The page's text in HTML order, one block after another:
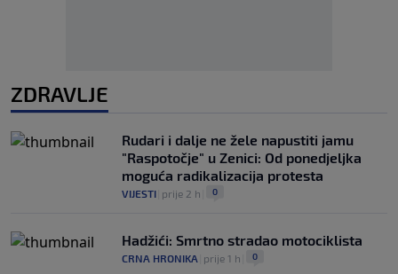
ZDRAVLJE
Rudari i dalje ne žele napustiti jamu
"Raspotočje" u Zenici: Od ponedjeljka
moguća radikalizacija protesta
VIJESTI prije 2 h 0
Hadžići: Smrtno stradao motociklista
CRNA HRONIKA prije 1 h 0